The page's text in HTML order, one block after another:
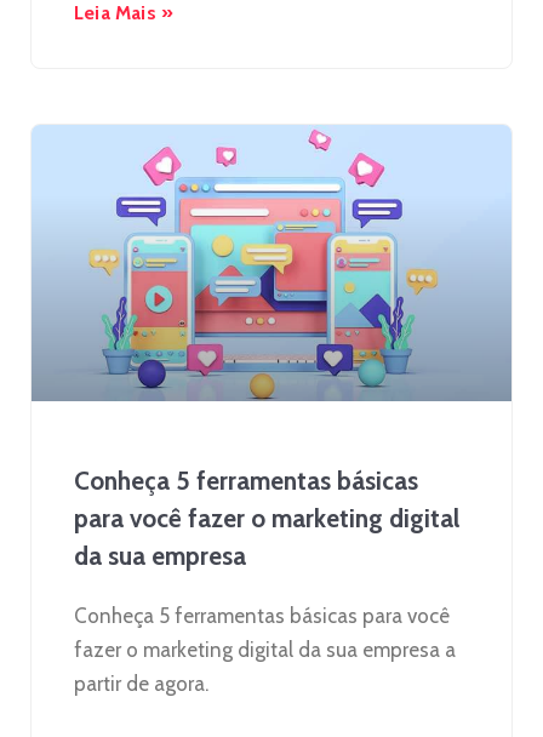
Leia Mais »
Conheça 5 ferramentas básicas
para você fazer o marketing digital
da sua empresa
Conheça 5 ferramentas básicas para você
fazer o marketing digital da sua empresa a
partir de agora.